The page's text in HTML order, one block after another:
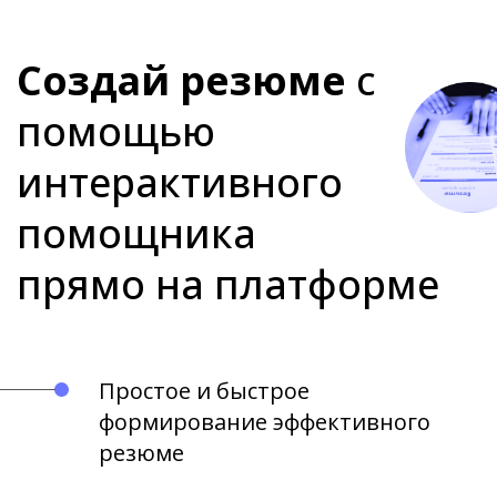
Создай резюме с
помощью
интерактивного
помощника
прямо на платформе
Простое и быстрое
формирование эффективного
резюме